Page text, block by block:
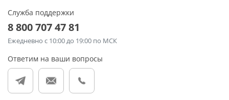
Служба поддержки
8 800 707 47 81
Ежедневно с 10:00 до 19:00 по МСК
Ответим на ваши вопросы